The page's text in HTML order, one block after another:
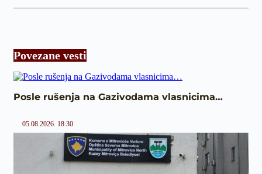
Povezane vesti
Posle rušenja na Gazivodama vlasnicima…
05.08.2026. 18:30